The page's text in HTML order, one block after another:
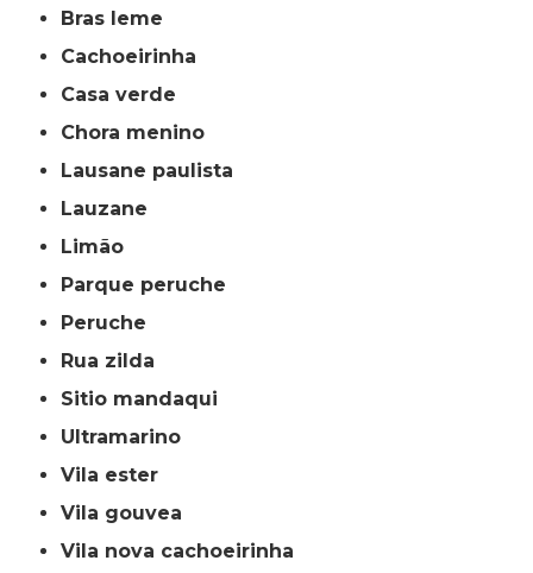
bras leme
cachoeirinha
casa verde
chora menino
lausane paulista
lauzane
limão
parque peruche
peruche
rua zilda
sitio mandaqui
ultramarino
vila ester
vila gouvea
vila nova cachoeirinha